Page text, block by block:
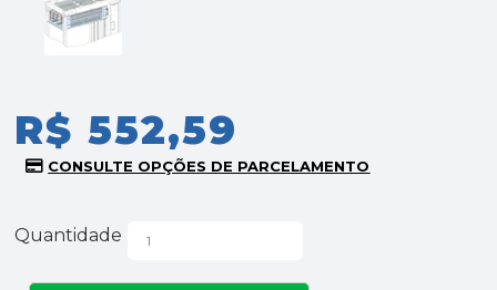
R$ 552,59
Quantidade